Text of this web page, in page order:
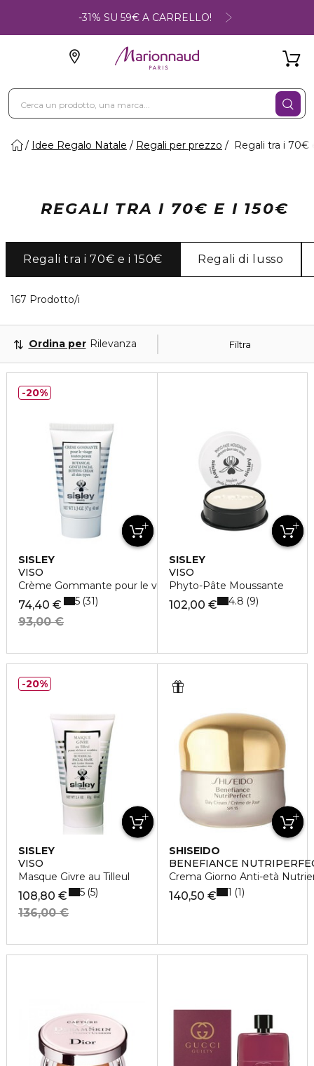
-31% SU 59€ A CARRELLO!
Idee Regalo Natale Regali per prezzo Regali tra i 70€
REGALI TRA I 70€ E I 150€
Regali tra i 70€ e i 150€ Regali di lusso
167 Prodotto/i
Filtra
Ordina per Rilevanza
SISLEY
VISO
Crème Gommante pour le visage
74,40 €
93,00 €
5 31
20%
SISLEY
VISO
Phyto-Pâte Moussante
102,00 € 4.8 9
SISLEY
VISO
Masque Givre au Tilleul
108,80 €
136,00 €
5 5
20%
SHISEIDO
BENEFIANCE
Crema Giorno Anti-età
140,50 € 1 1